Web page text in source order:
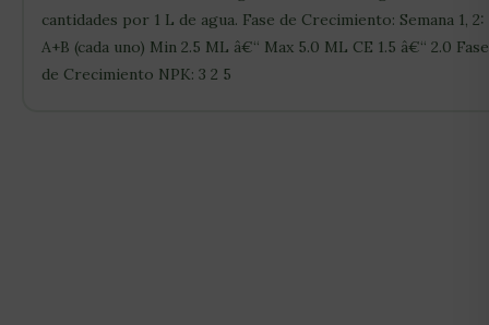
cantidades por 1 L de agua. Fase de Crecimiento: Semana 1, 2:
A+B (cada uno) Min 2.5 ML â€“ Max 5.0 ML CE 1.5 â€“ 2.0 Fase
de Crecimiento NPK: 3 2 5